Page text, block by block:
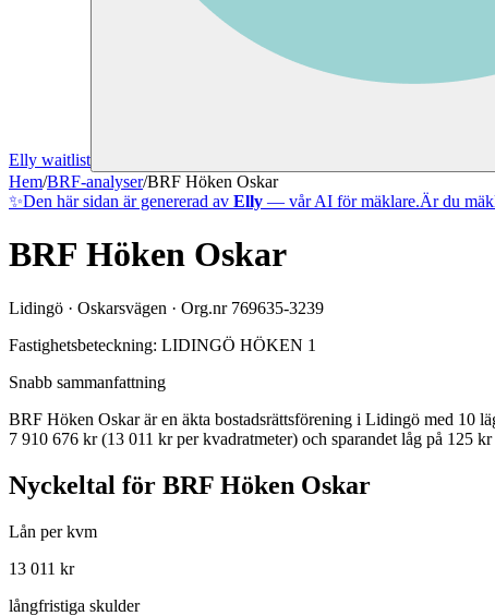
Elly waitlist
Hem/BRF-analyser/BRF Höken Oskar
✨Den här sidan är genererad av Elly — vår AI för mäklare.Är du
BRF Höken Oskar
Lidingö · Oskarsvägen · Org.nr 769635-3239
Fastighetsbeteckning: LIDINGÖ HÖKEN 1
Snabb sammanfattning
BRF Höken Oskarär en äkta bostadsrättsförening i Lidingö med 10
7 910 676 kr (13 011 kr per kvadratmeter) och sparandet låg på 125
Nyckeltal för BRF Höken Oskar
Lån per kvm
13 011 kr
långfristiga skulder